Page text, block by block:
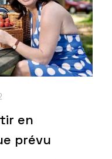
en
prévu